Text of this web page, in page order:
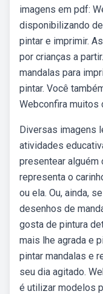
imagens em pdf:
disponibilizando
pintar e imprimir.
por crianças a
mandalas para
pintar. Você
Webconfira muitos
Diversas imagens
atividades
presentear alguém
representa o
ou ela. Ou, ainda,
desenhos de
gosta de pintura
mais lhe agrada e
pintar mandalas e
seu dia agitado.
é utilizar modelos